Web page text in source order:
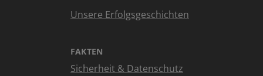
Unsere Erfolgsgeschichten
FAKTEN
Sicherheit & Datenschutz